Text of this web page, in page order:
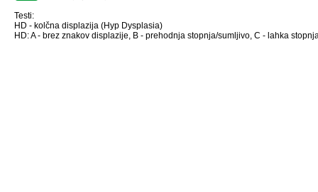
Testi:
HD - kolčna displazija (Hyp Dysplasia)
HD: A - brez znakov displazije, B - prehodnja stopnja/sumljivo, C - lahka